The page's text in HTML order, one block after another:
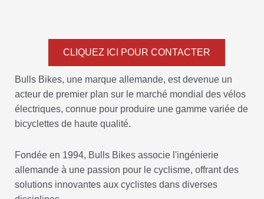
CLIQUEZ ICI POUR CONTACTER
Bulls Bikes, une marque allemande, est devenue un
acteur de premier plan sur le marché mondial des vélos
électriques, connue pour produire une gamme variée de
bicyclettes de haute qualité.
Fondée en 1994, Bulls Bikes associe l'ingénierie
allemande à une passion pour le cyclisme, offrant des
solutions innovantes aux cyclistes dans diverses